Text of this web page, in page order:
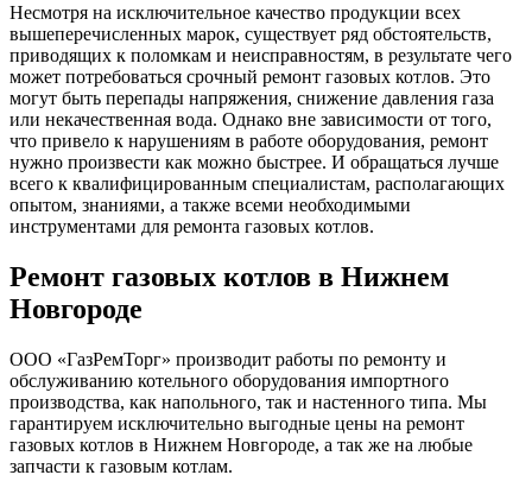
Несмотря на исключительное качество продукции всех
вышеперечисленных марок, существует ряд обстоятельств,
приводящих к поломкам и неисправностям, в результате чего
может потребоваться срочный ремонт газовых котлов. Это
могут быть перепады напряжения, снижение давления газа
или некачественная вода. Однако вне зависимости от того,
что привело к нарушениям в работе оборудования, ремонт
нужно произвести как можно быстрее. И обращаться лучше
всего к квалифицированным специалистам, располагающих
опытом, знаниями, а также всеми необходимыми
инструментами для ремонта газовых котлов.
Ремонт газовых котлов в Нижнем
Новгороде
ООО «ГазРемТорг» производит работы по ремонту и
обслуживанию котельного оборудования импортного
производства, как напольного, так и настенного типа. Мы
гарантируем исключительно выгодные цены на ремонт
газовых котлов в Нижнем Новгороде, а так же на любые
запчасти к газовым котлам.